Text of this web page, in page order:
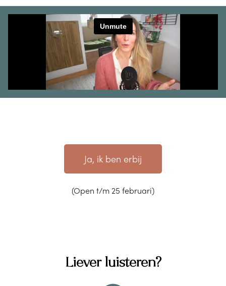
Ja, ik ben erbij
(Open t/m 25 februari)
Liever luisteren?